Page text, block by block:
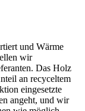
und Wärme
wir
Das Holz
an recyceltem
eingesetzte
angeht, und wir